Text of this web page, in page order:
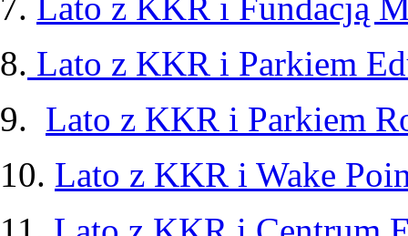
8. Lato z KKR i Parkiem
9. Lato z KKR i Parkiem
10. Lato z KKR i Wake